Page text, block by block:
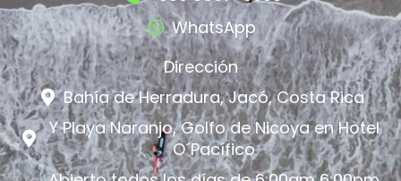
WhatsApp
Dirección
Bahía de Herradura, Jacó, Costa Rica
Y Playa Naranjo, Golfo de Nicoya en Hotel
O´Pacífico